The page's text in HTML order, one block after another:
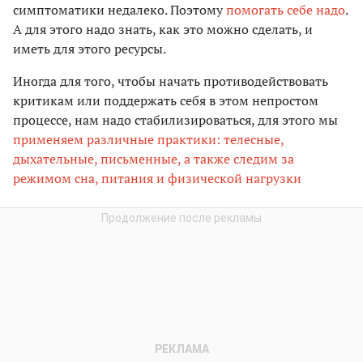
симптоматики недалеко. Поэтомупомогать себе надо.
А для этого надо знать, как это можно сделать, и
иметь для этого ресурсы.
Иногда для того, чтобы начать противодействовать
критикам или поддержать себя в этом непростом
процессе, нам надо стабилизироваться, для этого мы
применяем различные практики: телесные,
дыхательные, письменные, а также следим за
режимом сна, питания и физической нагрузки